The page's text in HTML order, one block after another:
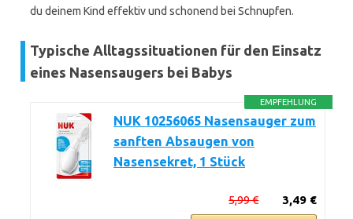
du deinem Kind effektiv und schonend bei Schnupfen.
Typische Alltagssituationen für den Einsatz
eines Nasensaugers bei Babys
EMPFEHLUNG
NUK 10256065 Nasensauger zum
sanften Absaugen von
Nasensekret, 1 Stück
3,49 €
5,99 €